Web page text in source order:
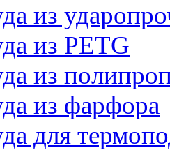
из
из PETG
из
из фарфора
для